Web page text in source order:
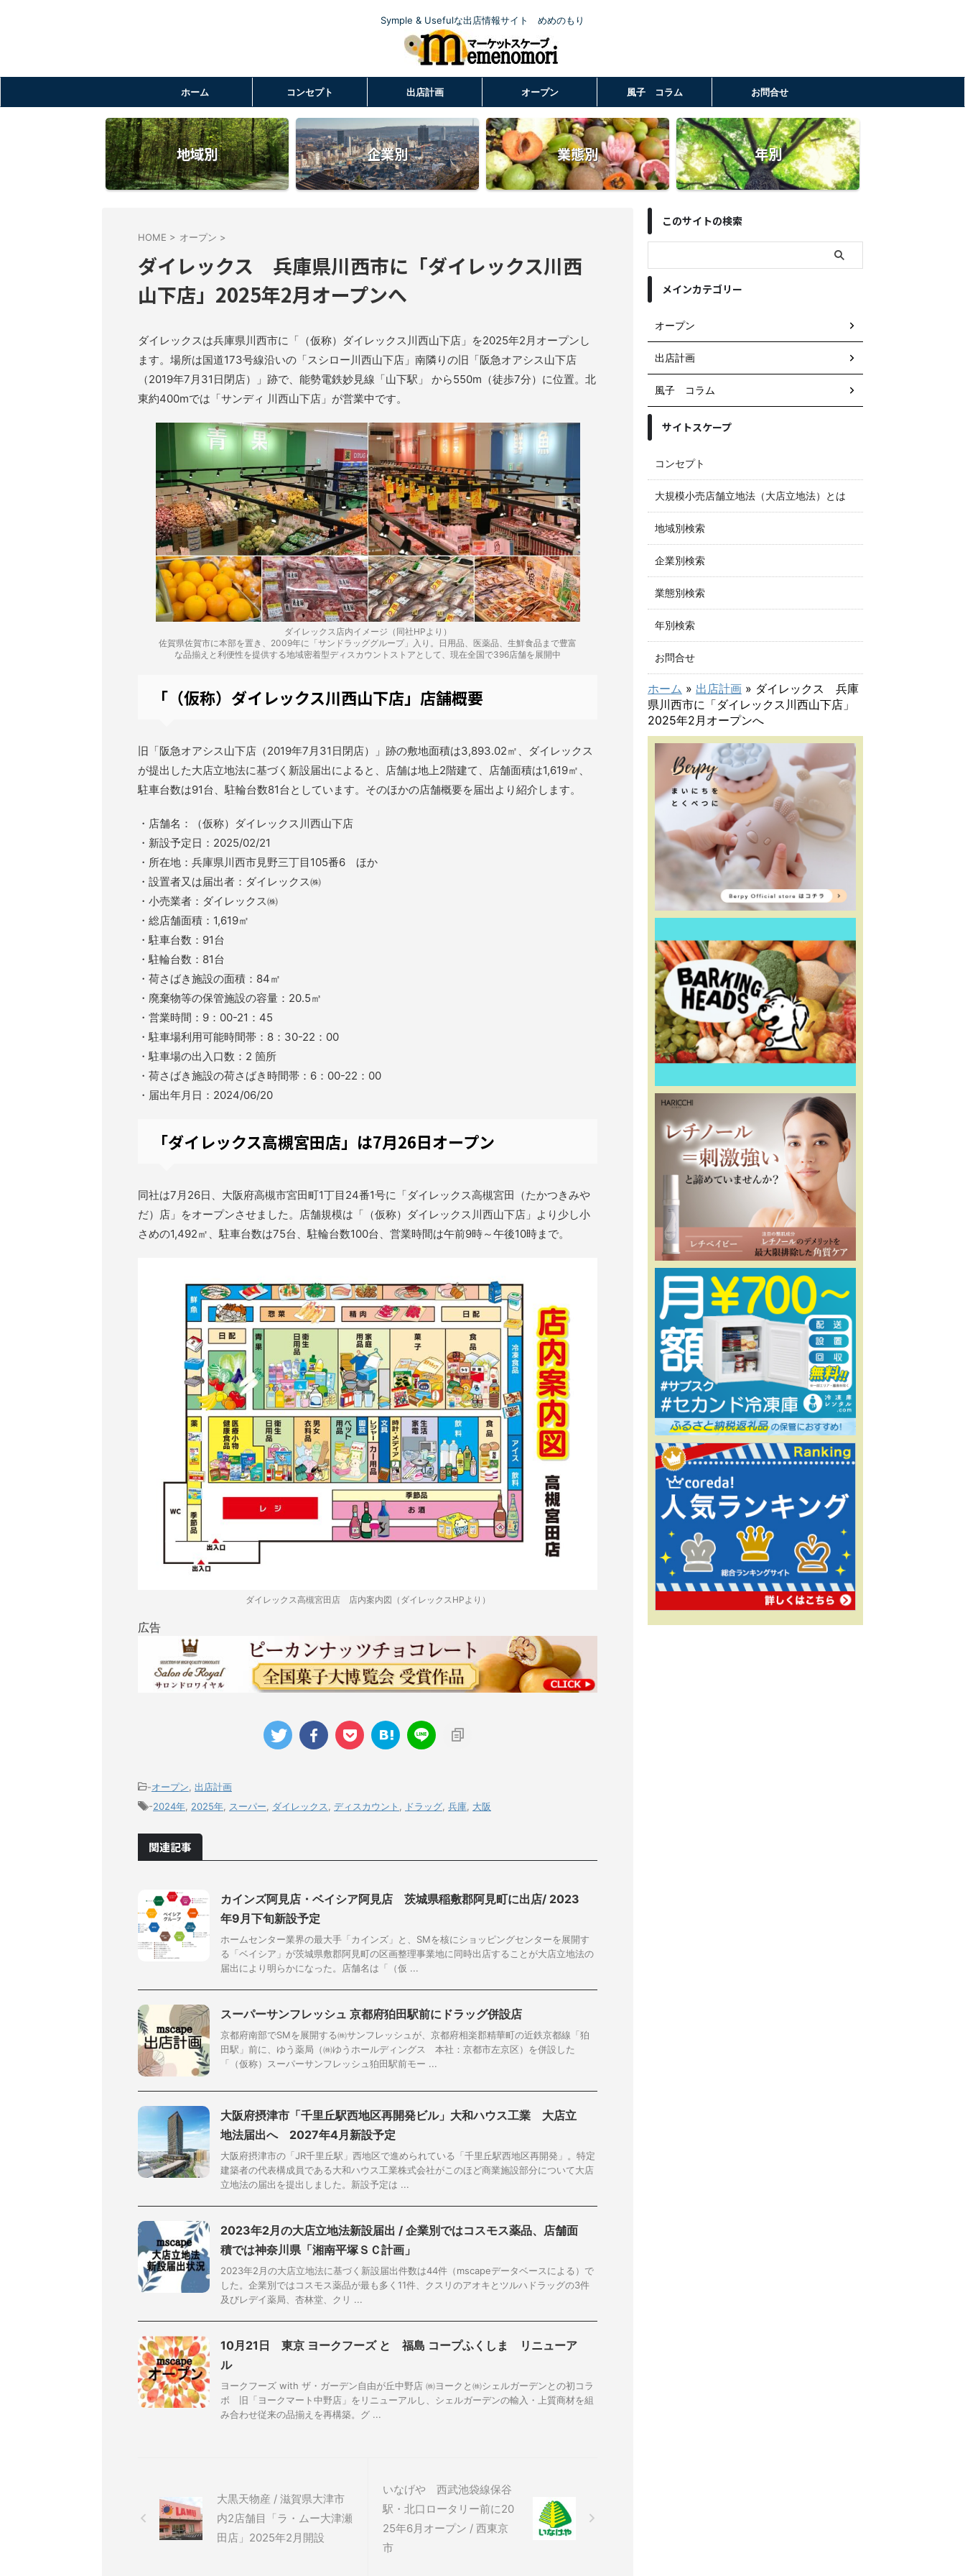
Symple & Usefulな出店情報サイト めめのもり
ホーム コンセプト 出店計画 オープン 風子 コラム お問合せ
地域別 企業別 業態別 年別
HOME > オープン >
ダイレックス 兵庫県川西市に「ダイレックス川西
山下店」2025年2月オープンへ
ダイレックスは兵庫県川西市に「（仮称）ダイレックス川西山下店」を2025年2月オープンし
ます。場所は国道173号線沿いの「スシロー川西山下店」南隣りの旧「阪急オアシス山下店
（2019年7月31日閉店）」跡で、能勢電鉄妙見線「山下駅」 から550m（徒歩7分）に位置。北
東約400mでは「サンディ 川西山下店」が営業中です。
ダイレックス店内イメージ（同社HPより）
佐賀県佐賀市に本部を置き、2009年に「サンドラッググループ」入り。日用品、医薬品、生鮮食品まで豊富
な品揃えと利便性を提供する地域密着型ディスカウントストアとして、現在全国で396店舗を展開中
「（仮称）ダイレックス川西山下店」店舗概要
旧「阪急オアシス山下店（2019年7月31日閉店）」跡の敷地面積は3,893.02㎡、ダイレックス
が提出した大店立地法に基づく新設届出によると、店舗は地上2階建て、店舗面積は1,619㎡、
駐車台数は91台、駐輪台数81台としています。そのほかの店舗概要を届出より紹介します。
・店舗名：（仮称）ダイレックス川西山下店
・新設予定日：2025/02/21
・所在地：兵庫県川西市見野三丁目105番6 ほか
・設置者又は届出者：ダイレックス㈱
・小売業者：ダイレックス㈱
・総店舗面積：1,619㎡
・駐車台数：91台
・駐輪台数：81台
・荷さばき施設の面積：84㎡
・廃棄物等の保管施設の容量：20.5㎥
・営業時間：9：00-21：45
・駐車場利用可能時間帯：8：30-22：00
・駐車場の出入口数：2 箇所
・荷さばき施設の荷さばき時間帯：6：00-22：00
・届出年月日：2024/06/20
「ダイレックス高槻宮田店」は7月26日オープン
同社は7月26日、大阪府高槻市宮田町1丁目24番1号に「ダイレックス高槻宮田（たかつきみや
だ）店」をオープンさせました。店舗規模は「（仮称）ダイレックス川西山下店」より少し小
さめの1,492㎡、駐車台数は75台、駐輪台数100台、営業時間は午前9時～午後10時まで。
ダイレックス高槻宮田店 店内案内図（ダイレックスHPより）
広告
-オープン 出店計画
-2024年 2025年 スーパー ダイレックス ディスカウント ドラッグ 兵庫 大阪
関連記事
カインズ阿見店・ベイシア阿見店 茨城県稲敷郡阿見町に出店/ 2023
年9月下旬新設予定
ホームセンター業界の最大手「カインズ」と、SMを核にショッピングセンターを展開す
る「ベイシア」が茨城県敷郡阿見町の区画整理事業地に同時出店することが大店立地法の
届出により明らかになった。店舗名は「（仮 ...
スーパーサンフレッシュ 京都府狛田駅前にドラッグ併設店
京都府南部でSMを展開する㈱サンフレッシュが、京都府相楽郡精華町の近鉄京都線「狛
田駅」前に、ゆう薬局（㈱ゆうホールディングス 本社：京都市左京区）を併設した
「（仮称）スーパーサンフレッシュ狛田駅前モー ...
大阪府摂津市「千里丘駅西地区再開発ビル」大和ハウス工業 大店立
地法届出へ 2027年4月新設予定
大阪府摂津市の「JR千里丘駅」西地区で進められている「千里丘駅西地区再開発」。特定
建築者の代表構成員である大和ハウス工業株式会社がこのほど商業施設部分について大店
立地法の届出を提出しました。新設予定は ...
2023年2月の大店立地法新設届出 / 企業別ではコスモス薬品、店舗面
積では神奈川県「湘南平塚ＳＣ計画」
2023年2月の大店立地法に基づく新設届出件数は44件（mscapeデータベースによる）で
した。企業別ではコスモス薬品が最も多く11件、クスリのアオキとツルハドラッグの3件
及びレデイ薬局、杏林堂、クリ ...
10月21日 東京 ヨークフーズ と 福島 コープふくしま リニューア
ル
ヨークフーズ with ザ・ガーデン自由が丘中野店 ㈱ヨークと㈱シェルガーデンとの初コラ
ボ 旧「ヨークマート中野店」をリニューアルし、シェルガーデンの輸入・上質商材を組
み合わせ従来の品揃えを再構築。グ ...
大黒天物産 / 滋賀県大津市
内2店舗目「ラ・ムー大津瀬
田店」2025年2月開設
いなげや 西武池袋線保谷
駅・北口ロータリー前に20
25年6月オープン / 西東京
市
このサイトの検索
メインカテゴリー
オープン
出店計画
風子 コラム
サイトスケープ
コンセプト
大規模小売店舗立地法（大店立地法）とは
地域別検索
企業別検索
業態別検索
年別検索
お問合せ
ホーム » 出店計画 » ダイレックス 兵庫
県川西市に「ダイレックス川西山下店」
2025年2月オープンへ